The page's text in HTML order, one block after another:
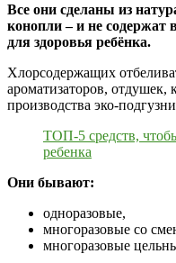
Все они сделаны из
конопли – и не содержат
для здоровья ребёнка.
Хлорсодержащих
ароматизаторов, отдушек,
производства эко-
ТОП-5 средств,
ребенка
Они бывают:
одноразовые,
многоразовые со
многоразовые